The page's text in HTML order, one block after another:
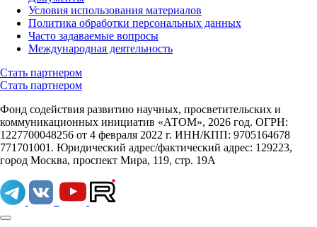
Условия использования материалов
Политика обработки персональных данных
Часто задаваемые вопросы
Международная деятельность
Стать партнером
Стать партнером
Фонд содействия развитию научных, просветительских и
коммуникационных инициатив «АТОМ», 2026 год. ОГРН:
1227700048256 от 4 февраля 2022 г. ИНН/КПП: 9705164678
771701001. Юридический адрес/фактический адрес: 129223,
город Москва, проспект Мира, 119, стр. 19А